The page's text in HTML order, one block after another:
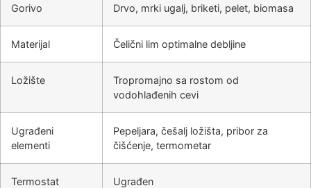
Gorivo Drvo, mrki ugalj, briketi, pelet, biomasa
Materijal Čelični lim optimalne debljine
Ložište
Tropromajno sa rostom od
vodohlađenih cevi
Ugrađeni
elementi
Pepeljara, češalj ložišta, pribor za
čišćenje, termometar
Termostat
Ugrađen